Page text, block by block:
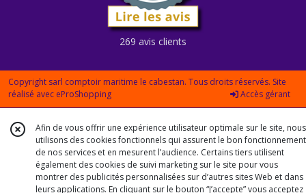
269 avis clients
Copyright sarl comptoir maritime le cabestan. Tous droits réservés. Site
réalisé avec eProShopping Accès gérant
Afin de vous offrir une expérience utilisateur optimale sur le site, nous
utilisons des cookies fonctionnels qui assurent le bon fonctionnement
de nos services et en mesurent l’audience. Certains tiers utilisent
également des cookies de suivi marketing sur le site pour vous
montrer des publicités personnalisées sur d’autres sites Web et dans
leurs applications. En cliquant sur le bouton “J’accepte” vous acceptez